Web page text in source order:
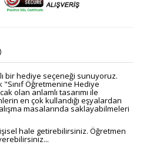
bir hediye seçeneği sunuyoruz.
Öğretmenine Hediye
olan anlamlı tasarımı ile
en çok kullandığı eşyalardan
masalarında saklayabilmeleri
hale getirebilirsiniz. Öğretmen